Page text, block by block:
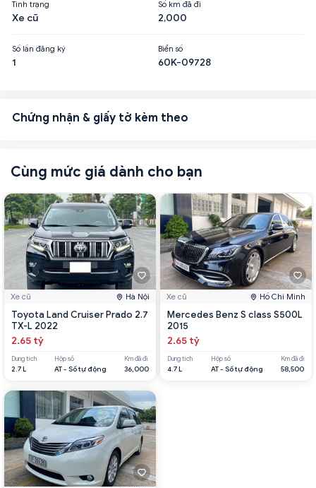
Tình trạng
Xe cũ
Số km đã đi
2,000
Số lần đăng ký
1
Biển số
60K-09728
Chứng nhận & giấy tờ kèm theo
Cùng mức giá dành cho bạn
Xe cũ Hà Nội
Toyota Land Cruiser Prado 2.7
TX-L 2022
2.65 tỷ
Dung tích
2.7 L
Hộp số
AT - Số tự động
Km đã đi
36,000
Xe cũ Hồ Chí Minh
Mercedes Benz S class S500L
2015
2.65 tỷ
Dung tích
4.7 L
Hộp số
AT - Số tự động
Km đã đi
58,500